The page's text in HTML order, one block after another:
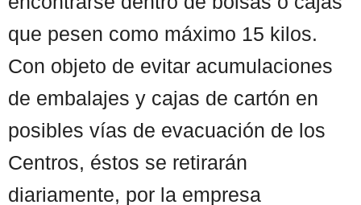
que pesen como máximo 15 kilos.
Con objeto de evitar acumulaciones
de embalajes y cajas de cartón en
posibles vías de evacuación de los
Centros, éstos se retirarán
diariamente, por la empresa